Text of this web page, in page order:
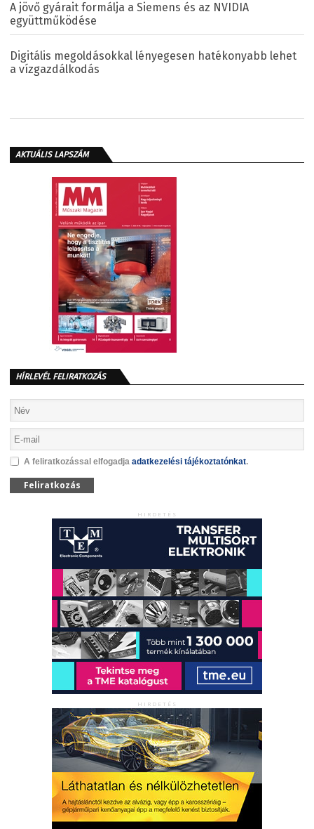
A jövő gyárait formálja a Siemens és az NVIDIA
együttműködése
Digitális megoldásokkal lényegesen hatékonyabb lehet
a vízgazdálkodás
AKTUÁLIS LAPSZÁM
HÍRLEVÉL FELIRATKOZÁS
A feliratkozással elfogadja adatkezelési tájékoztatónkat.
Feliratkozás
HIRDETÉS
HIRDETÉS